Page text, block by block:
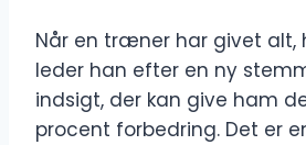
Når en træner har givet alt,
leder han efter en ny
indsigt, der kan give ham
procent forbedring. Det er